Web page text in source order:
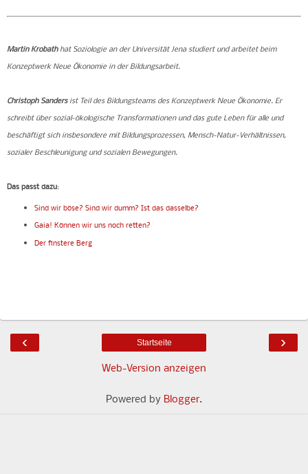
Martin Krobathhat Soziologie an der Universität Jena studiert und arbeitet beim
Konzeptwerk Neue Ökonomie in der Bildungsarbeit.
Christoph Sandersist Teil des Bildungsteams des Konzeptwerk Neue Ökonomie. Er
schreibt über sozial-ökologische Transformationen und das gute Leben für alle und
beschäftigt sich insbesondere mit Bildungsprozessen, Mensch-Natur-Verhältnissen,
sozialer Beschleunigung und sozialen Bewegungen.
Das passt dazu:
Sind wir böse? Sind wir dumm? Ist das dasselbe?
Gaia! Können wir uns noch retten?
Der finstere Berg
‹ ›
Startseite
Web-Version anzeigen
Powered by Blogger.